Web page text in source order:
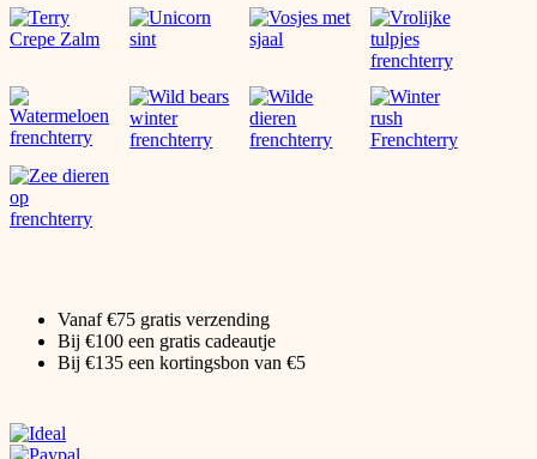
Vanaf €75 gratis verzending
Bij €100 een gratis cadeautje
Bij €135 een kortingsbon van €5